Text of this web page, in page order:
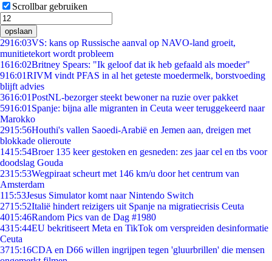
Scrollbar gebruiken
opslaan
2916:03VS: kans op Russische aanval op NAVO-land groeit,
munitietekort wordt probleem
1616:02Britney Spears: "Ik geloof dat ik heb gefaald als moeder"
916:01RIVM vindt PFAS in al het geteste moedermelk, borstvoeding
blijft advies
3616:01PostNL-bezorger steekt bewoner na ruzie over pakket
5916:01 Spanje: bijna alle migranten in Ceuta weer teruggekeerd naar
Marokko
2915:56Houthi's vallen Saoedi-Arabië en Jemen aan, dreigen met
blokkade olieroute
1415:54Broer 135 keer gestoken en gesneden: zes jaar cel en tbs voor
doodslag Gouda
2315:53Wegpiraat scheurt met 146 km/u door het centrum van
Amsterdam
115:53Jesus Simulator komt naar Nintendo Switch
2715:52Italië hindert reizigers uit Spanje na migratiecrisis Ceuta
4015:46Random Pics van de Dag #1980
4315:44EU bekritiseert Meta en TikTok om verspreiden desinformatie
Ceuta
3715:16CDA en D66 willen ingrijpen tegen 'gluurbrillen' die mensen